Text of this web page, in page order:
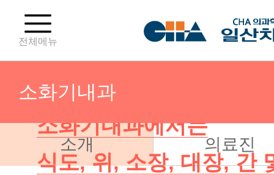
전체메뉴
소화기내과
산부인과(분만센터)
소개 의료진
소화기내과에서는
식도, 위, 소장, 대장, 간